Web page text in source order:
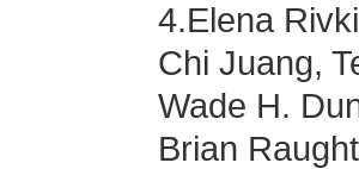
4.Elena
Chi Juang,
Wade H.
Brian